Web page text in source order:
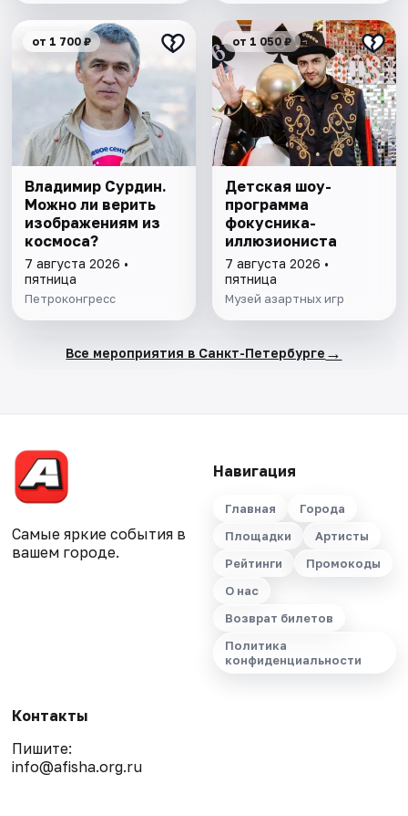
от 1 700 ₽
Владимир Сурдин.
Можно ли верить
изображениям из
космоса?
7 августа 2026 •
пятница
Петроконгресс
от 1 050 ₽
Детская шоу-
программа
фокусника-
иллюзиониста
7 августа 2026 •
пятница
Музей азартных игр
Все мероприятия в Санкт-Петербурге →
Самые яркие события в
вашем городе.
Навигация
Главная
Города
Площадки
Артисты
Рейтинги
Промокоды
О нас
Возврат билетов
Политика
конфиденциальности
Контакты
Пишите:
info@afisha.org.ru